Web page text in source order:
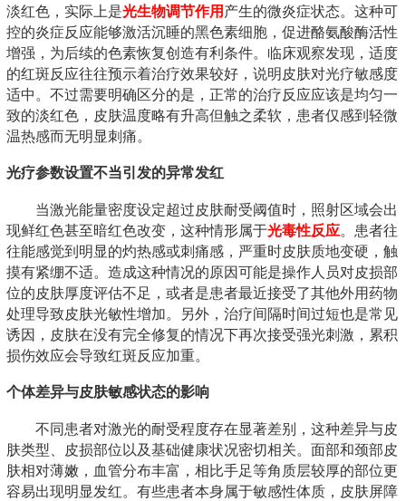
淡红色，实际上是光生物调节作用 产生的微炎症状态。这种可
控的炎症反应能够激活沉睡的黑色素细胞，促进酪氨酸酶活性
增强，为后续的色素恢复创造有利条件。临床观察发现，适度
的红斑反应往往预示着治疗效果较好，说明皮肤对光疗敏感度
适中。不过需要明确区分的是，正常的治疗反应应该是均匀一
致的淡红色，皮肤温度略有升高但触之柔软，患者仅感到轻微
温热感而无明显刺痛。
光疗参数设置不当引发的异常发红
当激光能量密度设定超过皮肤耐受阈值时，照射区域会出
现鲜红色甚至暗红色改变，这种情形属于光毒性反应。患者往
往能感觉到明显的灼热感或刺痛感，严重时皮肤质地变硬，触
摸有紧绷不适。造成这种情况的原因可能是操作人员对皮损部
位的皮肤厚度评估不足，或者是患者最近接受了其他外用药物
处理导致皮肤光敏性增加。另外，治疗间隔时间过短也是常见
诱因，皮肤在没有完全修复的情况下再次接受强光刺激，累积
损伤效应会导致红斑反应加重。
个体差异与皮肤敏感状态的影响
不同患者对激光的耐受程度存在显著差别，这种差异与皮
肤类型、皮损部位以及基础健康状况密切相关。面部和颈部皮
肤相对薄嫩，血管分布丰富，相比手足等角质层较厚的部位更
容易出现明显发红。有些患者本身属于敏感性体质，皮肤屏障